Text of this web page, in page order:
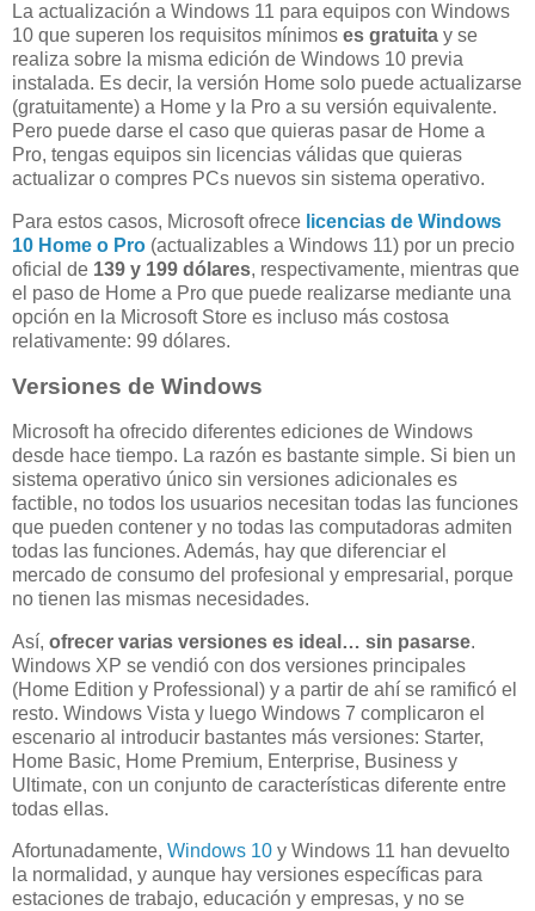
La actualización a Windows 11 para equipos con Windows
10 que superen los requisitos mínimos es gratuita y se
realiza sobre la misma edición de Windows 10 previa
instalada. Es decir, la versión Home solo puede actualizarse
(gratuitamente) a Home y la Pro a su versión equivalente.
Pero puede darse el caso que quieras pasar de Home a
Pro, tengas equipos sin licencias válidas que quieras
actualizar o compres PCs nuevos sin sistema operativo.
Para estos casos, Microsoft ofrece licencias de Windows
10 Home o Pro (actualizables a Windows 11) por un precio
oficial de 139 y 199 dólares, respectivamente, mientras que
el paso de Home a Pro que puede realizarse mediante una
opción en la Microsoft Store es incluso más costosa
relativamente: 99 dólares.
Versiones de Windows
Microsoft ha ofrecido diferentes ediciones de Windows
desde hace tiempo. La razón es bastante simple. Si bien un
sistema operativo único sin versiones adicionales es
factible, no todos los usuarios necesitan todas las funciones
que pueden contener y no todas las computadoras admiten
todas las funciones. Además, hay que diferenciar el
mercado de consumo del profesional y empresarial, porque
no tienen las mismas necesidades.
Así, ofrecer varias versiones es ideal… sin pasarse.
Windows XP se vendió con dos versiones principales
(Home Edition y Professional) y a partir de ahí se ramificó el
resto. Windows Vista y luego Windows 7 complicaron el
escenario al introducir bastantes más versiones: Starter,
Home Basic, Home Premium, Enterprise, Business y
Ultimate, con un conjunto de características diferente entre
todas ellas.
Afortunadamente, Windows 10 y Windows 11 han devuelto
la normalidad, y aunque hay versiones específicas para
estaciones de trabajo, educación y empresas, y no se